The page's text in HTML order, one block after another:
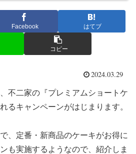
Facebook はてブ
コピー
2024.03.29
不二家の『プレミアムショートケ
るキャンペーンがはじまります。
、定番・新商品のケーキがお得に
も実施するようなので、紹介しま